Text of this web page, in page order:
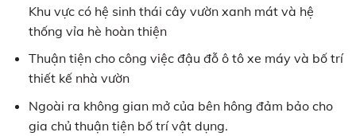
Khu vực có hệ sinh thái cây vườn xanh mát và hệ
thống vỉa hè hoàn thiện
Thuận tiện cho công việc đậu đỗ ô tô xe máy và bố trí
thiết kế nhà vườn
Ngoài ra không gian mở của bên hông đảm bảo cho
gia chủ thuận tiện bố trí vật dụng.